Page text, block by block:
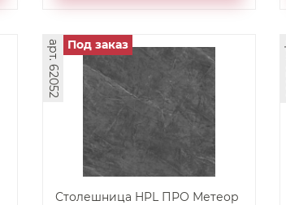
Столешница HPL ПРО Метеор
арт. 62052 Под заказ